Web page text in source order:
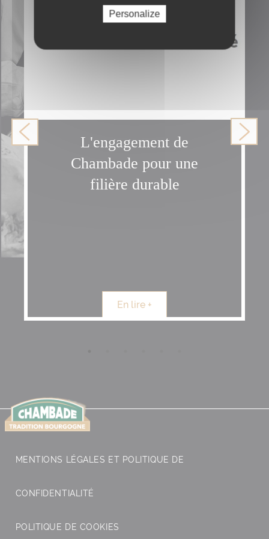
Reportage FRANCE 3 –
Chambade
reportage à 26 min
L'engagement de
Chambade pour une
filière durable
En lire +
MENTIONS LÉGALES ET POLITIQUE DE
CONFIDENTIALITÉ
POLITIQUE DE COOKIES
Personalize